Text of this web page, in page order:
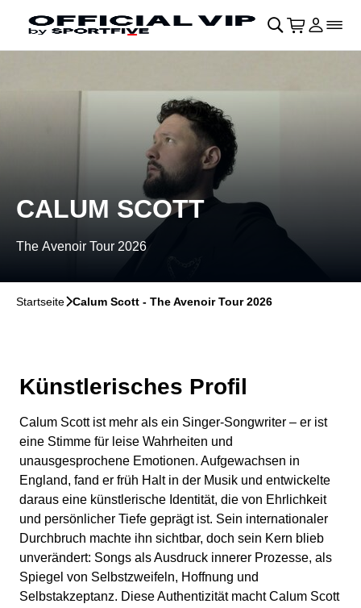
Navigation überspringen􀄫
􀊫 􀍩 Login
􀉩􀌇
CALUM SCOTT
The Avenoir Tour 2026
Startseite􀆊Calum Scott - The Avenoir Tour 2026
Künstlerisches Profil
Calum Scott ist mehr als ein Singer-Songwriter – er ist
eine Stimme für leise Wahrheiten und
unausgesprochene Emotionen. Aufgewachsen in
England, fand er früh Halt in der Musik und entwickelte
daraus eine künstlerische Identität, die von Ehrlichkeit
und persönlicher Tiefe geprägt ist. Sein internationaler
Durchbruch machte ihn sichtbar, doch sein Kern blieb
unverändert: Songs als Ausdruck innerer Prozesse, als
Spiegel von Selbstzweifeln, Hoffnung und
Selbstakzeptanz. Diese Authentizität macht Calum Scott